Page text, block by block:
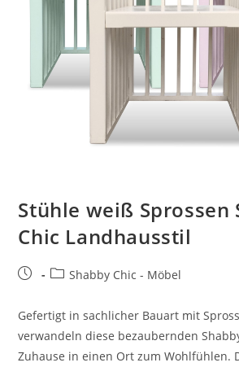
Stühle weiß Sprossen
Chic Landhausstil
Shabby Chic - Möbel
Gefertigt in sachlicher Bauart mit
verwandeln diese bezaubernden
Zuhause in einen Ort zum Wohlfühlen.